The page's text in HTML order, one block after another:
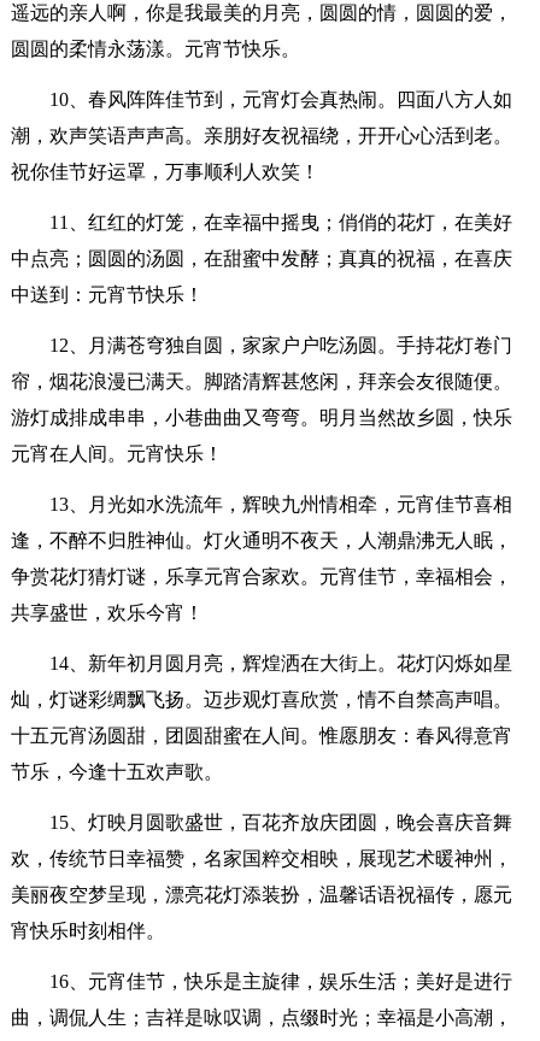
遥远的亲人啊，你是我最美的月亮，圆圆的情，圆圆的爱，
圆圆的柔情永荡漾。元宵节快乐。
10、春风阵阵佳节到，元宵灯会真热闹。四面八方人如
潮，欢声笑语声声高。亲朋好友祝福绕，开开心心活到老。
祝你佳节好运罩，万事顺利人欢笑！
11、红红的灯笼，在幸福中摇曳；俏俏的花灯，在美好
中点亮；圆圆的汤圆，在甜蜜中发酵；真真的祝福，在喜庆
中送到：元宵节快乐！
12、月满苍穹独自圆，家家户户吃汤圆。手持花灯卷门
帘，烟花浪漫已满天。脚踏清辉甚悠闲，拜亲会友很随便。
游灯成排成串串，小巷曲曲又弯弯。明月当然故乡圆，快乐
元宵在人间。元宵快乐！
13、月光如水洗流年，辉映九州情相牵，元宵佳节喜相
逢，不醉不归胜神仙。灯火通明不夜天，人潮鼎沸无人眠，
争赏花灯猜灯谜，乐享元宵合家欢。元宵佳节，幸福相会，
共享盛世，欢乐今宵！
14、新年初月圆月亮，辉煌洒在大街上。花灯闪烁如星
灿，灯谜彩绸飘飞扬。迈步观灯喜欣赏，情不自禁高声唱。
十五元宵汤圆甜，团圆甜蜜在人间。惟愿朋友：春风得意宵
节乐，今逢十五欢声歌。
15、灯映月圆歌盛世，百花齐放庆团圆，晚会喜庆音舞
欢，传统节日幸福赞，名家国粹交相映，展现艺术暖神州，
美丽夜空梦呈现，漂亮花灯添装扮，温馨话语祝福传，愿元
宵快乐时刻相伴。
16、元宵佳节，快乐是主旋律，娱乐生活；美好是进行
曲，调侃人生；吉祥是咏叹调，点缀时光；幸福是小高潮，